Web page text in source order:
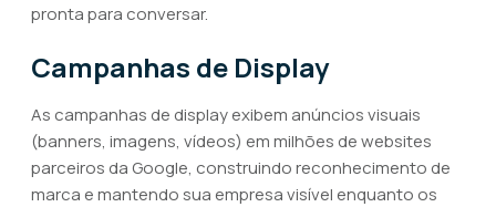
pronta para conversar.
Campanhas de Display
As campanhas de display exibem anúncios visuais
(banners, imagens, vídeos) em milhões de websites
parceiros da Google, construindo reconhecimento de
marca e mantendo sua empresa visível enquanto os